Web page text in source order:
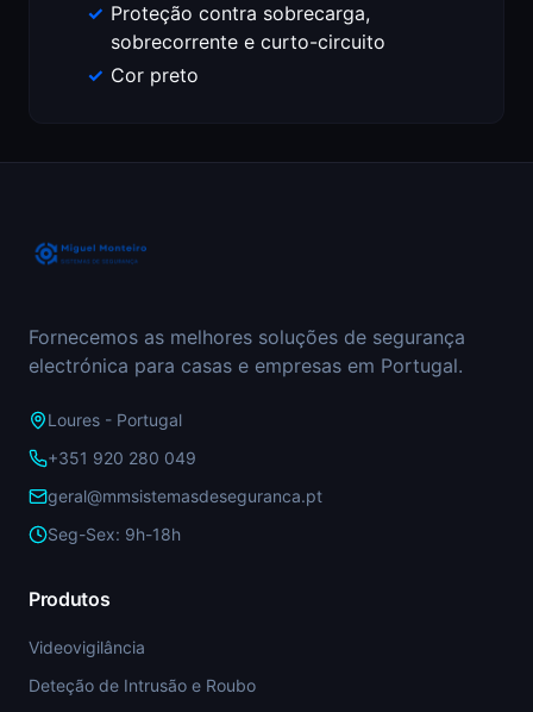
Proteção contra sobrecarga,
sobrecorrente e curto-circuito
Cor preto
Fornecemos as melhores soluções de segurança
electrónica para casas e empresas em Portugal.
Loures - Portugal
+351 920 280 049
geral@mmsistemasdeseguranca.pt
Seg-Sex: 9h-18h
Produtos
Videovigilância
Deteção de Intrusão e Roubo